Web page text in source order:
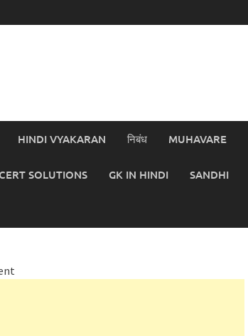
HINDI VYAKARAN निबंध MUHAVARE
SOLUTIONS GK IN HINDI SANDHI